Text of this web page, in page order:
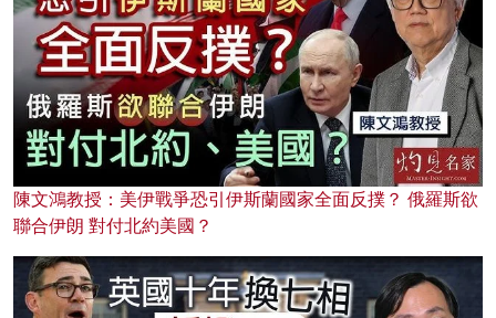
陳文鴻教授：美伊戰爭恐引伊斯蘭國家全面反撲？ 俄羅斯欲
聯合伊朗 對付北約美國？